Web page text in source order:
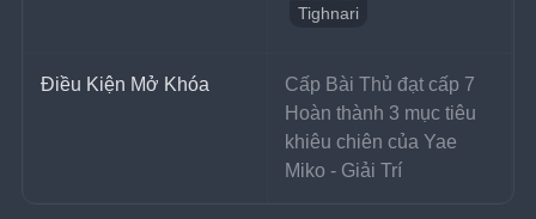
Tighnari
Điều Kiện Mở Khóa
Cấp Bài Thủ đạt cấp 7
Hoàn thành 3 mục tiêu
khiêu chiên của Yae
Miko - Giải Trí